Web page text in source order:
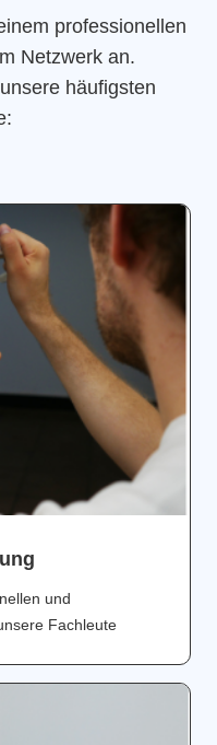
professionellen
Netzwerk an.
häufigsten
und
Fachleute